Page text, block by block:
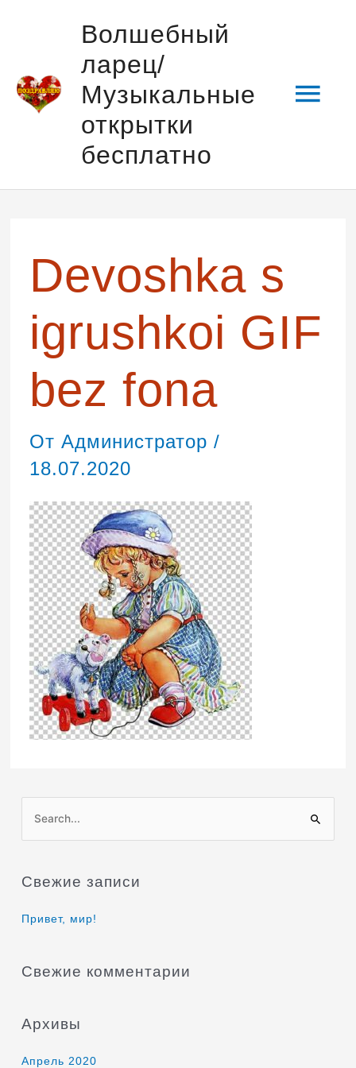
содержимому
Волшебный
ларец/
Музыкальные
открытки
бесплатно
Devoshka s
igrushkoi GIF
bez fona
От Администратор /
18.07.2020
о
с
Свежие записи
Привет, мир!
Свежие комментарии
Архивы
Апрель 2020